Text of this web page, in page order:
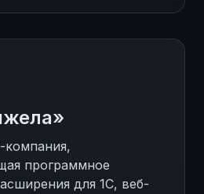
компания,
программное
для 1С, веб-